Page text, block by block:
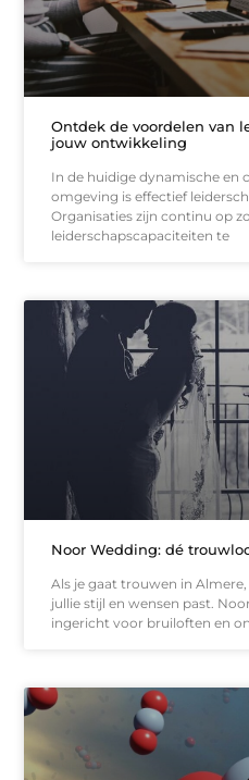
Ontdek de voordelen van
jouw ontwikkeling
In de huidige dynamische en
omgeving is effectief
Organisaties zijn continu op
leiderschapscapaciteiten te
Noor Wedding: dé
Als je gaat trouwen in
jullie stijl en wensen past.
ingericht voor bruiloften en